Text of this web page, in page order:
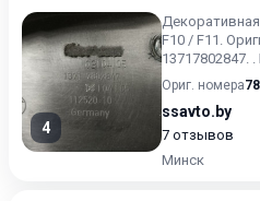
4
F10 / F11.
13717802847.
Ориг. номера
ssavto.by
7 отзывов
Минск